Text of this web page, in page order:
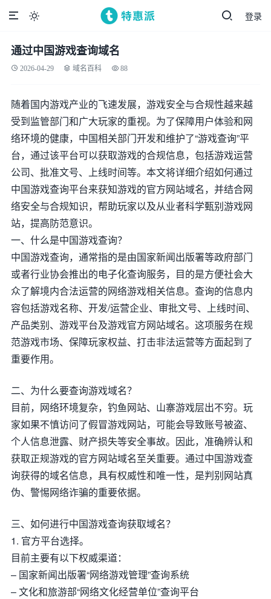
登录

通过中国游戏查询域名
2026-04-29 域名百科 88
随着国内游戏产业的飞速发展，游戏安全与合规性越来越
受到监管部门和广大玩家的重视。为了保障用户体验和网
络环境的健康，中国相关部门开发和维护了“游戏查询”平
台，通过该平台可以获取游戏的合规信息，包括游戏运营
公司、批准文号、上线时间等。本文将详细介绍如何通过
中国游戏查询平台来获知游戏的官方网站域名，并结合网
络安全与合规知识，帮助玩家以及从业者科学甄别游戏网
站，提高防范意识。
一、什么是中国游戏查询？
中国游戏查询，通常指的是由国家新闻出版署等政府部门
或者行业协会推出的电子化查询服务，目的是方便社会大
众了解境内合法运营的网络游戏相关信息。查询的信息内
容包括游戏名称、开发/运营企业、审批文号、上线时间、
产品类别、游戏平台及游戏官方网站域名。这项服务在规
范游戏市场、保障玩家权益、打击非法运营等方面起到了
重要作用。
二、为什么要查询游戏域名？
目前，网络环境复杂，钓鱼网站、山寨游戏层出不穷。玩
家如果不慎访问了假冒游戏网站，可能会导致账号被盗、
个人信息泄露、财产损失等安全事故。因此，准确辨认和
获取正规游戏的官方网站域名至关重要。通过中国游戏查
询获得的域名信息，具有权威性和唯一性，是判别网站真
伪、警惕网络诈骗的重要依据。
三、如何进行中国游戏查询获取域名？
1. 官方平台选择。
目前主要有以下权威渠道：
– 国家新闻出版署“网络游戏管理”查询系统
– 文化和旅游部“网络文化经营单位”查询平台